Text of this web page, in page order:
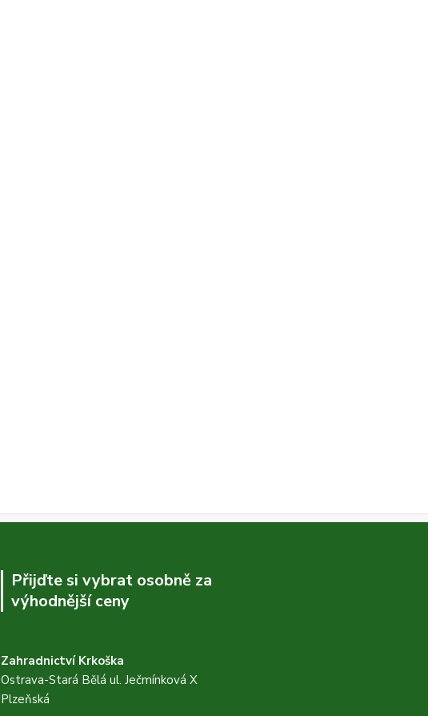
Přijďte si vybrat osobně za
výhodnější ceny
Zahradnictví Krkoška
Ostrava-Stará Bělá ul. Ječmínková X
Plzeňská